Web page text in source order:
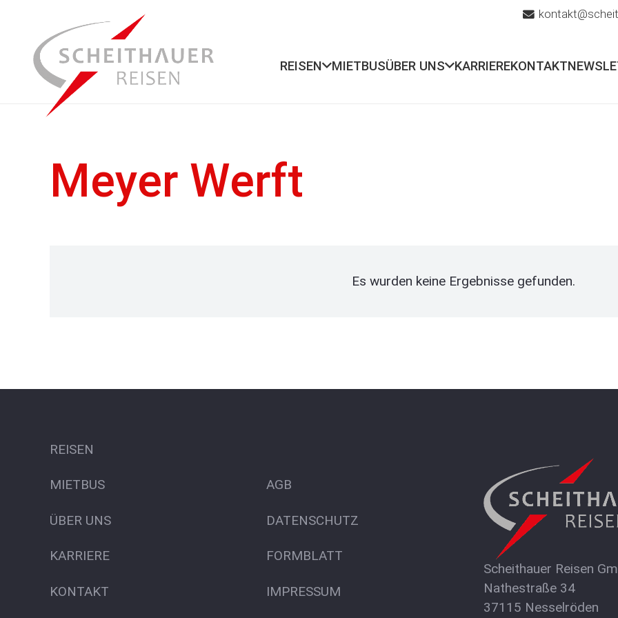
REISEN MIETBUSÜBER UNS KARRIEREKONTAKT
Meyer Werft
Es wurden keine Ergebnisse gefunden.
REISEN
MIETBUS
ÜBER UNS
KARRIERE
KONTAKT
AGB
DATENSCHUTZ
FORMBLATT
IMPRESSUM
Scheithauer Reisen
Nathestraße 34
37115 Nesselröden